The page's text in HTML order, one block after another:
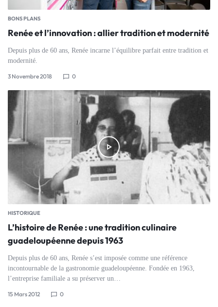
BONS PLANS
Renée et l’innovation : allier tradition et modernité
Depuis plus de 60 ans, Renée incarne l’équilibre parfait entre tradition et
modernité.
3 Novembre 2018 0
HISTORIQUE
L’histoire de Renée : une tradition culinaire
guadeloupéenne depuis 1963
Depuis plus de 60 ans, Renée s’est imposée comme une référence
incontournable de la gastronomie guadeloupéenne. Fondée en 1963,
l’entreprise familiale a su préserver un…
15 Mars 2012 0